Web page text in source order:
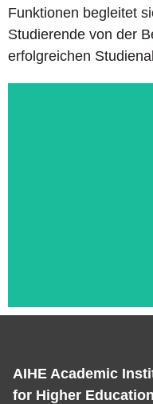
Funktionen begleitet
Studierende von der
erfolgreichen
Das ist
AIHE Academic
for Higher